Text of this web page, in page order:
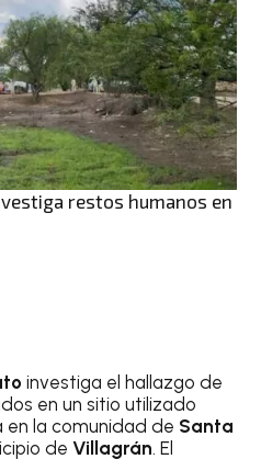
restos humanos en
investiga el hallazgo de
en un sitio utilizado
la comunidad de Santa
deVillagrán. El